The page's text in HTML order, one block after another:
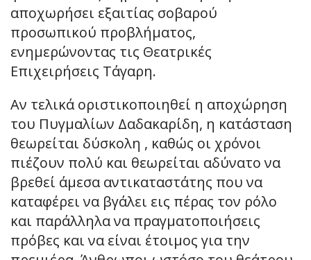
αποχωρήσει εξαιτίας σοβαρού
προσωπικού προβλήματος,
ενημερώνοντας τις Θεατρικές
Επιχειρήσεις Τάγαρη.
Αν τελικά οριστικοποιηθεί η αποχώρηση
του Πυγμαλίων Δαδακαρίδη, η κατάσταση
θεωρείται δύσκολη , καθώς οι χρόνοι
πιέζουν πολύ και θεωρείται αδύνατο να
βρεθεί άμεσα αντικαταστάτης που να
καταφέρει να βγάλει εις πέρας τον ρόλο
και παράλληλα να πραγματοποιήσεις
πρόβες και να είναι έτοιμος για την